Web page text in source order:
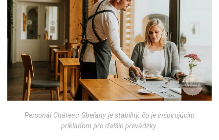
Personál Château Gbeľany je stabilný, čo je inšpirujúcim
príkladom pre ďalšie prevádzky.